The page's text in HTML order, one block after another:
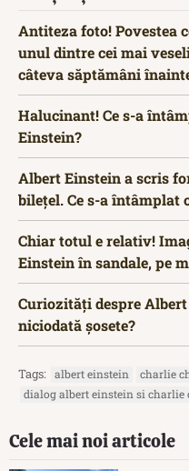
Antiteza foto! Povestea
unul dintre cei mai
câteva săptămâni
Halucinant! Ce s-a
Einstein?
Albert Einstein a scris
bilețel. Ce s-a întâmplat
Chiar totul e relativ!
Einstein în sandale, pe
Curiozități despre
niciodată șosete?
Tags: albert einstein
charlie
dialog albert einstein si charlie
Cele mai noi articole